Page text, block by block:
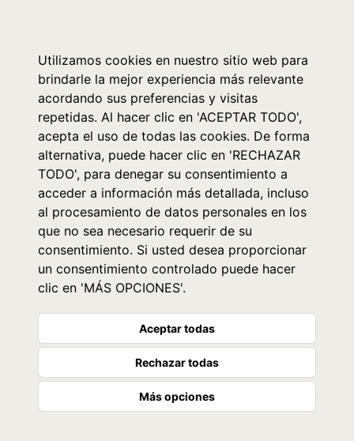
Utilizamos cookies en nuestro sitio web para
brindarle la mejor experiencia más relevante
acordando sus preferencias y visitas
repetidas. Al hacer clic en 'ACEPTAR TODO',
acepta el uso de todas las cookies. De forma
alternativa, puede hacer clic en 'RECHAZAR
TODO', para denegar su consentimiento a
acceder a información más detallada, incluso
al procesamiento de datos personales en los
que no sea necesario requerir de su
consentimiento. Si usted desea proporcionar
un consentimiento controlado puede hacer
clic en 'MÁS OPCIONES'.
Aceptar todas
Rechazar todas
Más opciones